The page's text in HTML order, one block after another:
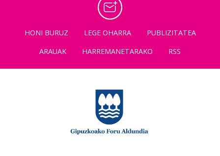
HONI BURUZ LEGE OHARRA
PUBLIZITATEA
ARAUAK
HARREMANETARAKO RSS